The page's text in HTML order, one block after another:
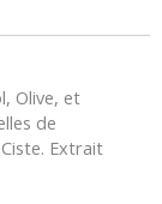
Olive, et
de
Extrait